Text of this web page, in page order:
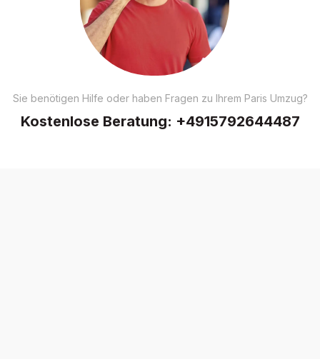
Sie benötigen Hilfe oder haben Fragen zu Ihrem Paris Umzug?
Kostenlose Beratung: +4915792644487